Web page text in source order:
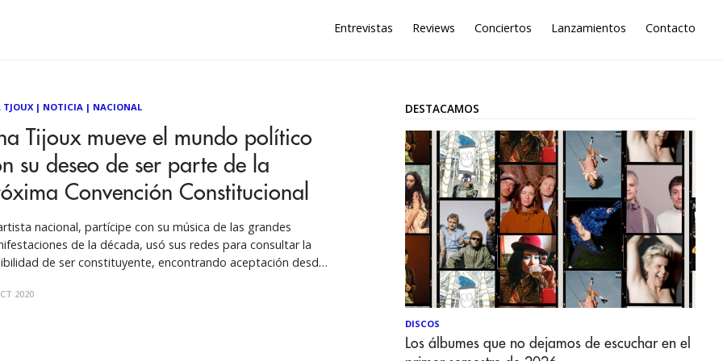
Entrevistas Reviews Conciertos Lanzamientos Contacto
TJOUX| NOTICIA| NACIONAL
Tijoux mueve el mundo político
su deseo de ser parte de la
Convención Constitucional
nacional, partícipe con su música de las grandes
de la década, usó sus redes para consultar la
de ser constituyente, encontrando aceptación desde
del apruebo y de la Convención Constitucional en el
2020
DESTACAMOS
DISCOS
Los álbumes que no dejamos de escuchar en el